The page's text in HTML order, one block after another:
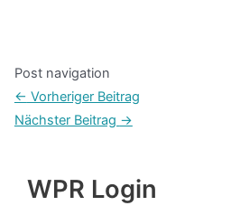
Post navigation
← Vorheriger Beitrag
Nächster Beitrag →
WPR Login